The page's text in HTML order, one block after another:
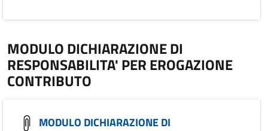
MODULO DICHIARAZIONE DI
RESPONSABILITA' PER EROGAZIONE
CONTRIBUTO
MODULO DICHIARAZIONE DI